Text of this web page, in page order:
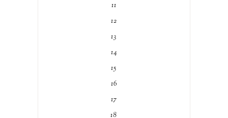
11
12
13
14
15
16
17
18